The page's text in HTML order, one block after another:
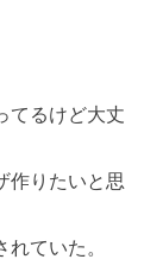
てるけど大丈
作りたいと思
ていた。